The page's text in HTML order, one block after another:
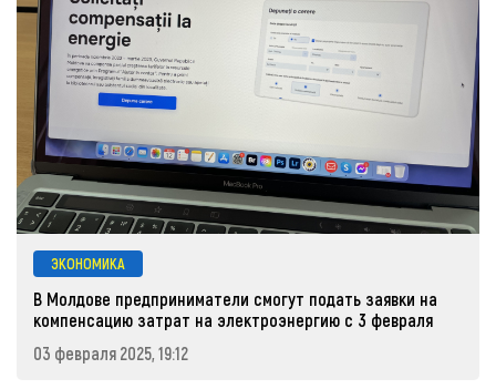
ЭКОНОМИКА
В Молдове предприниматели смогут подать заявки на
компенсацию затрат на электроэнергию с 3 февраля
03 февраля 2025, 19:12